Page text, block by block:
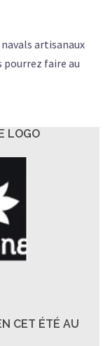
artisanaux
pourrez faire au
LOGO
CET ÉTÉ AU